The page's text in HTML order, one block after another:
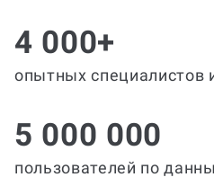
4 000+
опытных специалистов
5 000 000
пользователей по